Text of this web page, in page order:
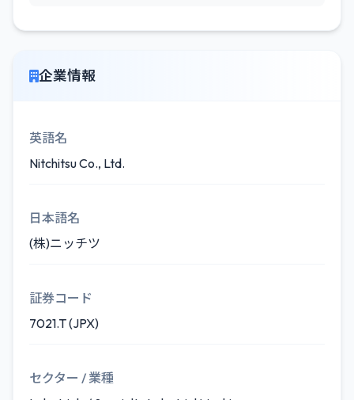
企業情報
英語名
Nitchitsu Co., Ltd.
日本語名
(株)ニッチツ
証券コード
7021.T (JPX)
セクター / 業種